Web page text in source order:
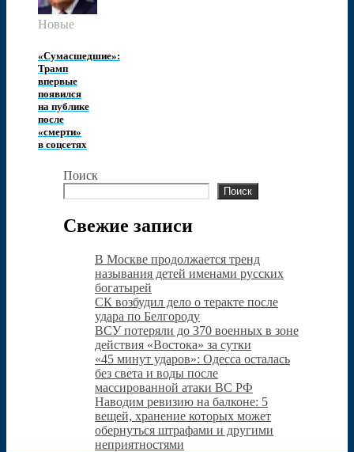
Новые
«Сумасшедшие»:
Трамп
впервые
появился
на публике
после
«смерти»
в соцсетях
Поиск
Поиск
Свежие записи
В Москве продолжается тренд
называния детей именами русских
богатырей
СК возбудил дело о теракте после
удара по Белгороду
ВСУ потеряли до 370 военных в зоне
действия «Востока» за сутки
«45 минут ударов»: Одесса осталась
без света и воды после
массированной атаки ВС РФ
Наводим ревизию на балконе: 5
вещей, хранение которых может
обернуться штрафами и другими
неприятностями